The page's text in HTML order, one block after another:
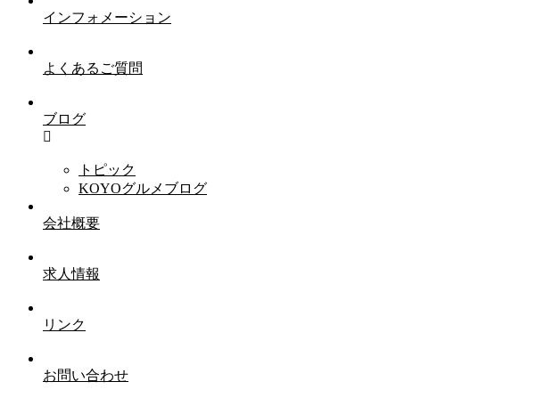
インフォメーション
よくあるご質問
ブログ
トピック
KOYOグルメブログ
会社概要
求人情報
リンク
お問い合わせ